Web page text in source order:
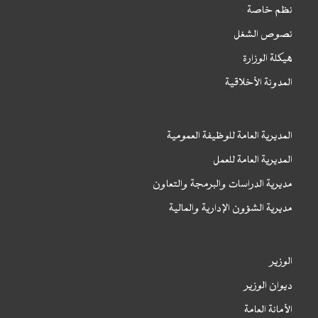
نظم خاصة
نصوص الشغل
هيكلة الوزارة
المدونة الأخلاقية
المديرية العامة للوظيفة العمومية
المديرية العامة للعمل
مديرية الدراسات والبرمجة والتعاون
مديرية الشؤون الإدارية والمالية
الوزير
ديوان الوزير
الأمانة العامة